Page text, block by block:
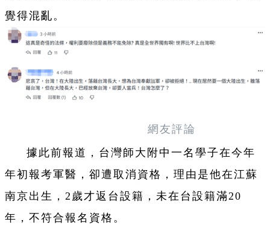
覺得混亂。
網友評論
據此前報道，台灣師大附中一名學子在今年
年初報考軍醫，卻遭取消資格，理由是他在江蘇
南京出生，2歲才返台設籍，未在台設籍滿20
年，不符合報名資格。